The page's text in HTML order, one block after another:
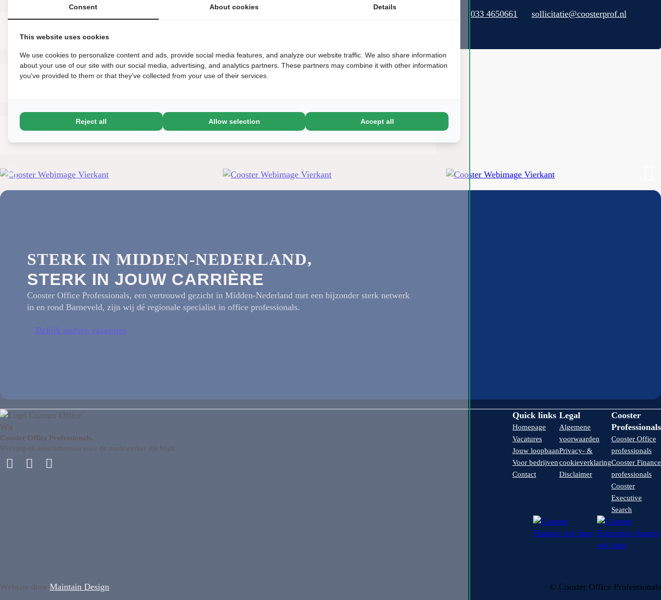
OVER HET BEDRIJF
033 4650661 sollicitatie@coosterprof.nl
STERK IN MIDDEN-NEDERLAND,
STERK IN JOUW CARRIÈRE
Cooster Office Professionals, een vertrouwd gezicht in Midden-Nederland met een bijzonder sterk netwerk
in en rond Barneveld, zijn wij dé regionale specialist in office professionals.
Bekijk andere vacatures
Cooster Office Professionals.
Werving en selectiebureau voor de medewerker die blijft.
Quick links
Homepage
Vacatures
Jouw loopbaan
Voor bedrijven
Contact
Legal
Algemene
voorwaarden
Privacy- &
cookieverklaring
Disclaimer
Cooster
Professionals
Cooster Office
professionals
Cooster Finance
professionals
Cooster
Executive
Search
Website door Maintain Design © Cooster Office Professionals
Consent About cookies Details
This website uses cookies
We use cookies to personalize content and ads, provide social media features, and analyze our website traffic. We also share information
about your use of our site with our social media, advertising, and analytics partners. These partners may combine it with other information
you've provided to them or that they've collected from your use of their services.
Reject all Allow selection Accept all